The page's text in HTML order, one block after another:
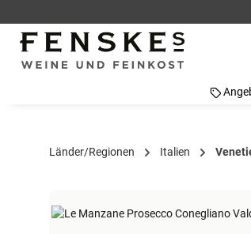
Länder/Regionen Italien